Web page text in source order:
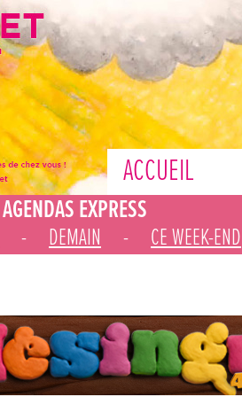
ACCUEIL
AGENDAS EXPRESS
- DEMAIN - CE WEEK-END